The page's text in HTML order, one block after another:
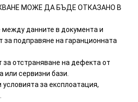
МОЖЕ ДА БЪДЕ ОТКАЗАНО В
данните в документа и
за подправяне на гаранционната
за отстраняване на дефекта от
сервизни бази.
условията за експлоатация,